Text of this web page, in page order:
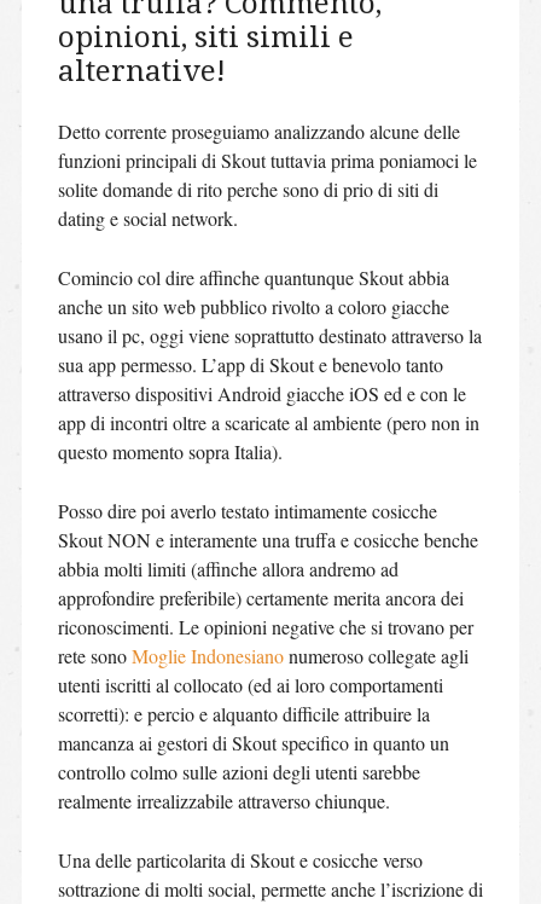
opinioni, siti simili e
alternative!
Detto corrente proseguiamo analizzando alcune delle
funzioni principali di Skout tuttavia prima poniamoci le
solite domande di rito perche sono di prio di siti di
dating e social network.
Comincio col dire affinche quantunque Skout abbia
anche un sito web pubblico rivolto a coloro giacche
usano il pc, oggi viene soprattutto destinato attraverso la
sua app permesso. L’app di Skout e benevolo tanto
attraverso dispositivi Android giacche iOS ed e con le
app di incontri oltre a scaricate al ambiente (pero non in
questo momento sopra Italia).
Posso dire poi averlo testato intimamente cosicche
Skout NON e interamente una truffa e cosicche benche
abbia molti limiti (affinche allora andremo ad
approfondire preferibile) certamente merita ancora dei
riconoscimenti. Le opinioni negative che si trovano per
rete sonoMoglie Indonesianonumeroso collegate agli
utenti iscritti al collocato (ed ai loro comportamenti
scorretti): e percio e alquanto difficile attribuire la
mancanza ai gestori di Skout specifico in quanto un
controllo colmo sulle azioni degli utenti sarebbe
realmente irrealizzabile attraverso chiunque.
Una delle particolarita di Skout e cosicche verso
sottrazione di molti social, permette anche l’iscrizione di